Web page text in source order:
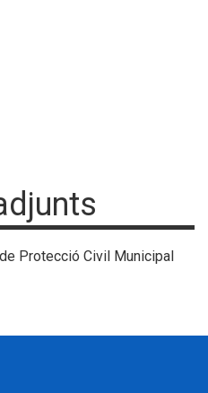
Protecció Civil Municipal